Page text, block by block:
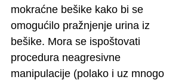
mokraćne bešike kako bi se
omogućilo pražnjenje urina iz
bešike. Mora se ispoštovati
procedura neagresivne
manipulacije (polako i uz mnogo